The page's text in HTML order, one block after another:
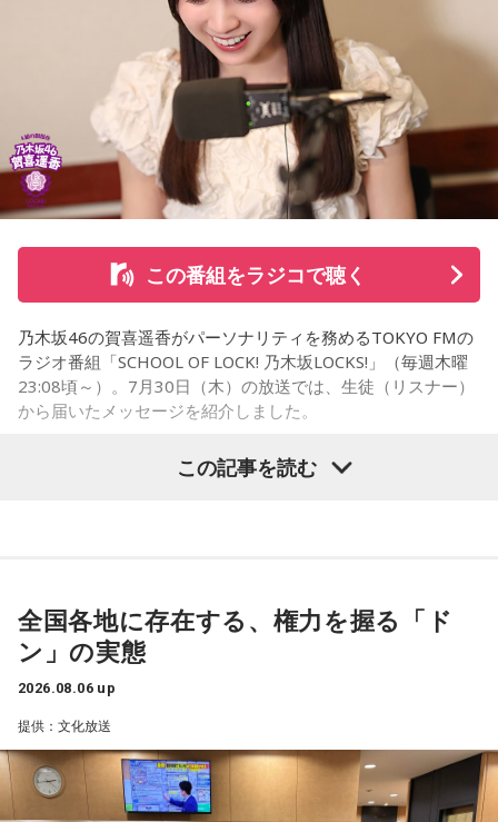
また、菅井は競馬の仕事をきっかけにTCCの活動を知ったそ
うで、東京都内にある「BafunYasai TCC CAFE」にも訪れた
ことがあるという。そこで新鮮な野菜を味わったり馬関連グ
ッズを購入した経験を紹介し、店舗での利用が馬たちの支援
につながることから、興味を持った人へ足を運ぶことを呼び
かけた。
さらに、ホースセラピーについても自身の経験を交えて語っ
た。大学時代に所属していた馬術部では、地域の子どもたち
を招いた体験会が行われており、馬に乗ることで身体を自然
に動かすきっかけになったり、高い視点から景色を見ること
で自信や自己肯定感につながったりする姿を目にしていたと
いう。
今回の訪問を通じて、馬が競技や競走だけではなく、さまざ
この番組をラジコで聴く
乃木坂46の賀喜遥香がパーソナリティを務めるTOKYO FMの
ラジオ番組「SCHOOL OF LOCK! 乃木坂LOCKS!」（毎週木曜
23:08頃～）。7月30日（木）の放送では、生徒（リスナー）
から届いたメッセージを紹介しました。
ごくうれしかったし、かわいい遥香先生も、かっこいい遥香
先生もたくさん観ることができて、大満足のライブでした！
アンコールのときに披露していた『551蓬莱』のCMのモノマ
ネも関西ならではで、私も昔から観ていたので、とても楽し
きましたが、体調に気を付けて最後まで駆け抜けてくださ
い！ ずっとずっと大好きです！」（兵庫県 20歳）
◆「真夏の全国ツアー2026」大阪公演裏話
この記事を読む
全国各地に存在する、権力を握る「ド
ン」の実態
2026.08.06 up
提供：文化放送